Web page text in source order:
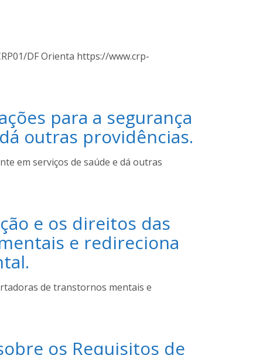
DF Orienta https://www.crp-
para a segurança
outras providências.
em serviços de saúde e dá outras
e os direitos das
e redireciona
de transtornos mentais e
os Requisitos de